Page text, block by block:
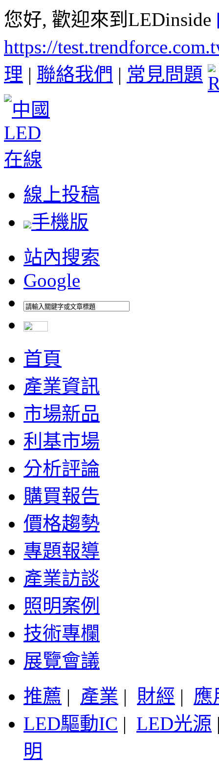
您好, 歡迎來到LEDinside
https://
理 | 聯絡我們 | 常見問題
線上投稿
手機版
站內搜索
Google
首頁
產業資訊
市場新品
利基市場
分析評論
購買報告
價格趨勢
專題報導
產業訪談
照明案例
技術專欄
展覽會議
推薦 | 產業 | 財經 | 應
LED驅動IC | LED光源
明